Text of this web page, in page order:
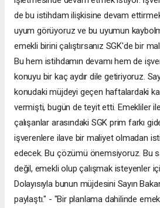
de bu istihdam ilişkisine devam
uyum görüyoruz ve bu uyumun
emekli birini çalıştırsanız SGK'de bir
Bu hem istihdamın devamı hem de
konuyu bir kaç aydır dile getiriyoruz.
konudaki müjdeyi geçen haftalardaki
vermişti, bugün de teyit etti. Emekliler
çalışanlar arasındaki SGK prim farkı
işverenlere ilave bir maliyet olmadan
edecek. Bu çözümü önemsiyoruz. Bu
değil, emekli olup çalışmak isteyenler
Dolayısıyla bunun müjdesini Sayın
paylaştı." - "Bir planlama dahilinde